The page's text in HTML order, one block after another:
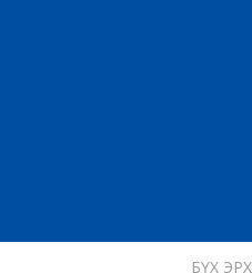
БҮХ